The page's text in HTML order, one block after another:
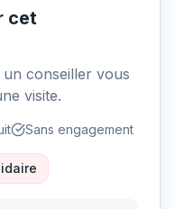
cet
conseiller vous
visite.
Sans engagement